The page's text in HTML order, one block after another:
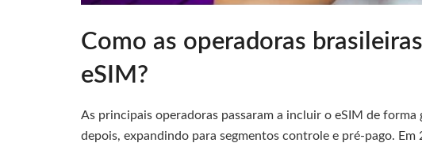
Como as operadoras
eSIM?
As principais operadoras passaram a incluir o eSIM de
depois, expandindo para segmentos controle e pré-pago.